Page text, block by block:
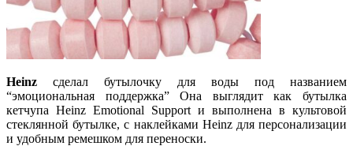
Heinz сделал бутылочку для воды под названием
“эмоциональная поддержка” Она выглядит как бутылка
кетчупа Heinz Emotional Support и выполнена в культовой
стеклянной бутылке, с наклейками Heinz для персонализации
и удобным ремешком для переноски.